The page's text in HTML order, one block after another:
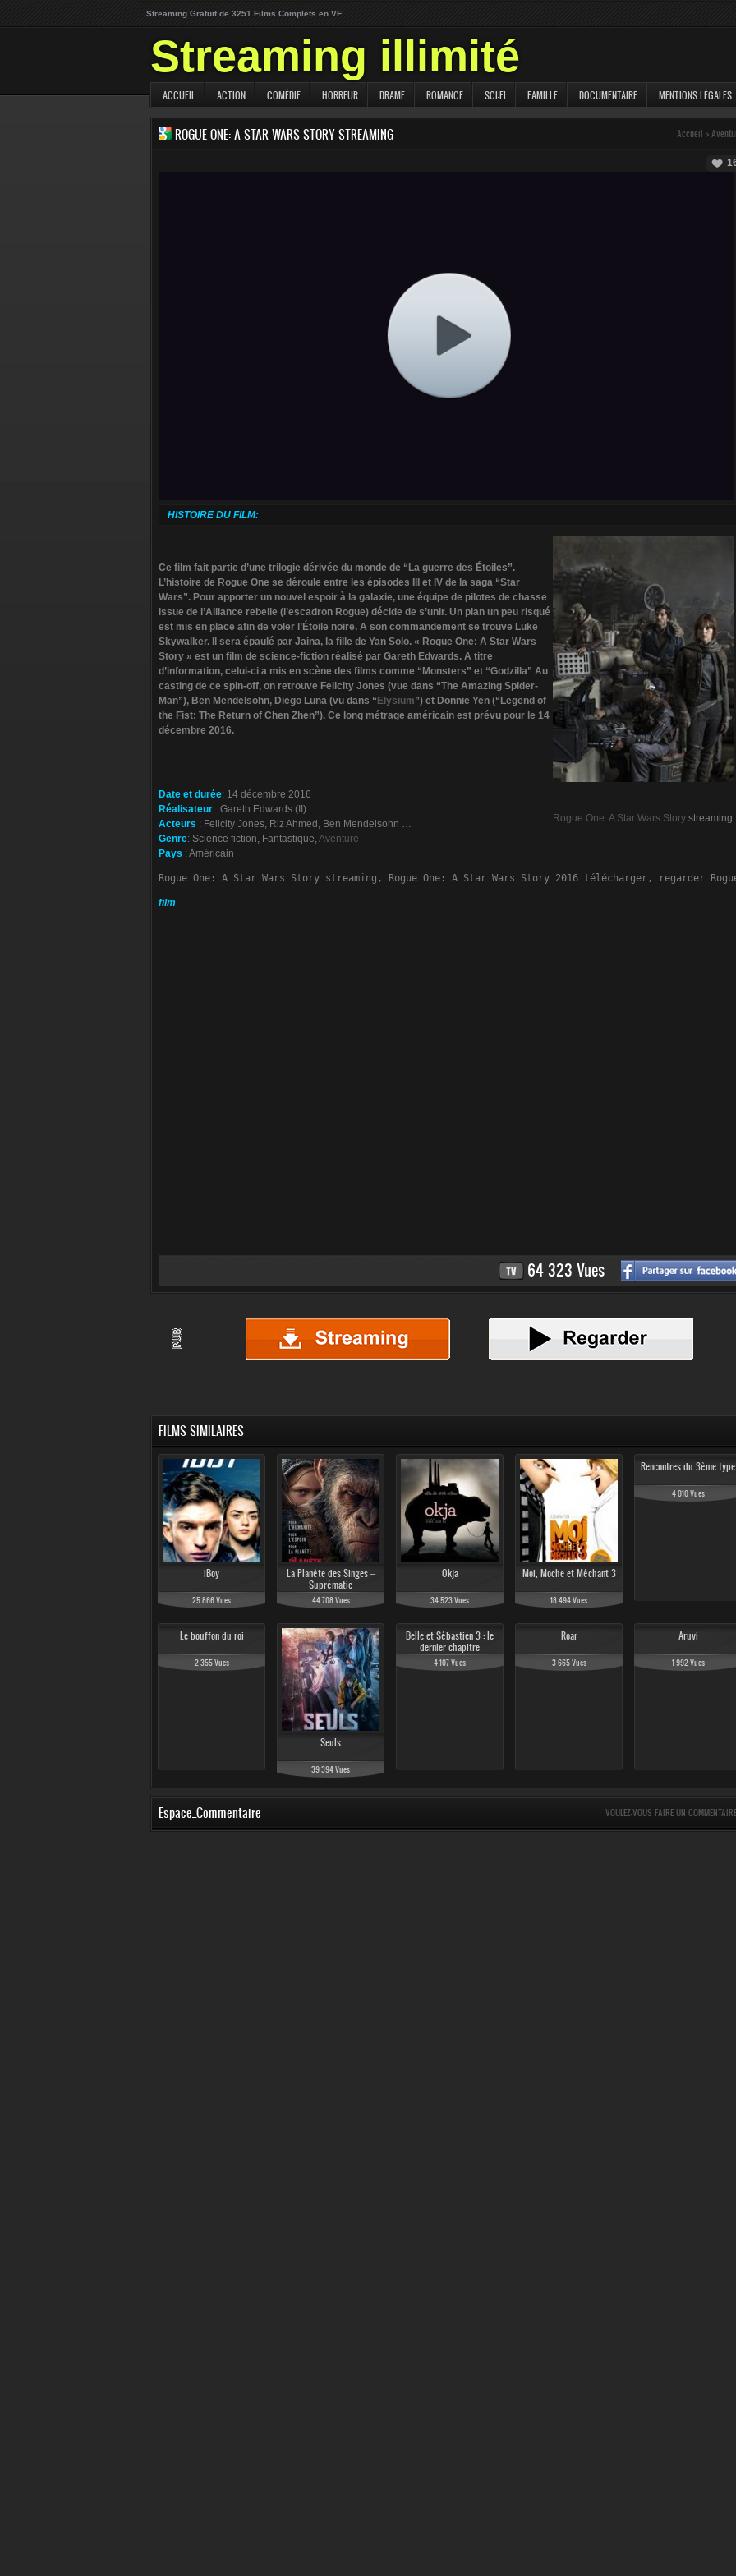
Streaming Gratuit de 3251 Films Complets en VF.
Streaming illimité
ACCUEIL ACTION COMÉDIE HORREUR DRAME ROMANCE SCI-FI FAMILLE DOCUMENTAIRE MENTIONS LÉGALES
ROGUE ONE: A STAR WARS STORY STREAMING Accueil >
HISTOIRE DU FILM:
Rogue One: A Star Wars Story streaming
Ce film fait partie d’une trilogie dérivée du monde de “La guerre des Étoiles”.
L’histoire de Rogue One se déroule entre les épisodes III et IV de la saga “Star
Wars”. Pour apporter un nouvel espoir à la galaxie, une équipe de pilotes de chasse
issue de l’Alliance rebelle (l’escadron Rogue) décide de s’unir. Un plan un peu risqué
est mis en place afin de voler l’Étoile noire. A son commandement se trouve Luke
Skywalker. Il sera épaulé par Jaina, la fille de Yan Solo. « Rogue One: A Star Wars
Story » est un film de science-fiction réalisé par Gareth Edwards. A titre
d’information, celui-ci a mis en scène des films comme “Monsters” et “Godzilla” Au
casting de ce spin-off, on retrouve Felicity Jones (vue dans “The Amazing Spider-
Man”), Ben Mendelsohn, Diego Luna (vu dans “ Elysium”) et Donnie Yen (“Legend of
the Fist: The Return of Chen Zhen”). Ce long métrage américain est prévu pour le 14
décembre 2016.
Date et durée: 14 décembre 2016
Réalisateur : Gareth Edwards (II)
Acteurs : Felicity Jones, Riz Ahmed, Ben Mendelsohn …
Genre: Science fiction, Fantastique,Aventure
Pays :Américain
Rogue One: A Star Wars Story streaming, Rogue One: A Star Wars Story 2016 télécharger, regarder
film
64 323 Vues
FILMS SIMILAIRES
iBoy
25 866 Vues
La Planète des Singes –
Suprématie
44 708 Vues
Okja
34 523 Vues
Moi, Moche et Méchant 3
18 494 Vues
Rencontres du 3ème type
4 010 Vues
Le bouffon du roi
2 355 Vues
Seuls
39 394 Vues
Belle et Sébastien 3 : le
dernier chapitre
4 107 Vues
Roar
3 665 Vues
Aruvi
1 992 Vues
Espace_Commentaire VOULEZ-VOUS FAIRE UN